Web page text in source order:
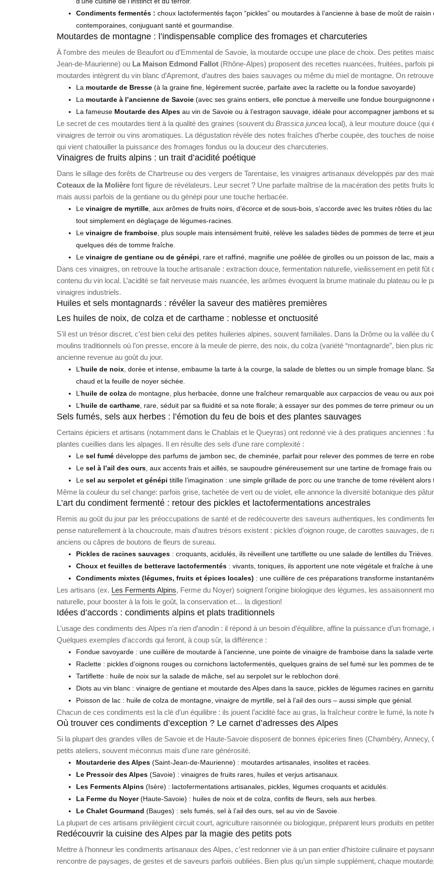
Condiments fermentés : choux lactofermentés façon “pickles” ou moutardes à l’ancienne à base de moût de
contemporaines, conjuguant santé et gourmandise.
Moutardes de montagne : l’indispensable complice des fromages et charcuteries
À l’ombre des meules de Beaufort ou d’Emmental de Savoie, la moutarde occupe une place de choix. Des petites
Jean-de-Maurienne) ou La Maison Edmond Fallot (Rhône-Alpes) proposent des recettes nuancées, fruitées, parfois
moutardes intègrent du vin blanc d’Apremont, d’autres des baies sauvages ou même du miel de montagne. On
La moutarde de Bresse (à la graine fine, légèrement sucrée, parfaite avec la raclette ou la fondue savoyarde)
La moutarde à l’ancienne de Savoie (avec ses grains entiers, elle ponctue à merveille une fondue bourguignonne
La fameuse Moutarde des Alpes au vin de Savoie ou à l’estragon sauvage, idéale pour accompagner jambons et
Le secret de ces moutardes tient à la qualité des graines (souvent du Brassica juncea local), à leur mouture douce (qui
vinaigres de terroir ou vins aromatiques. La dégustation révèle des notes fraîches d’herbe coupée, des touches de
qui vient chatouiller la puissance des fromages fondus ou la douceur des charcuteries.
Vinaigres de fruits alpins : un trait d’acidité poétique
Dans le sillage des forêts de Chartreuse ou des vergers de Tarentaise, les vinaigres artisanaux développés par des
Coteaux de la Molière font figure de révélateurs. Leur secret ? Une parfaite maîtrise de la macération des petits fruits
mais aussi parfois de la gentiane ou du génépi pour une touche herbacée.
Le vinaigre de myrtille , aux arômes de fruits noirs, d’écorce et de sous-bois, s’accorde avec les truites rôties du
tout simplement en déglaçage de légumes-racines.
Le vinaigre de framboise , plus souple mais intensément fruité, relève les salades tièdes de pommes de terre et
quelques dés de tomme fraîche.
Le vinaigre de gentiane ou de génépi , rare et raffiné, magnifie une poêlée de girolles ou un poisson de lac,
Dans ces vinaigres, on retrouve la touche artisanale : extraction douce, fermentation naturelle, vieilissement en petit fût
contenu du vin local. L’acidité se fait nerveuse mais nuancée, les arômes évoquent la brume matinale du plateau ou le
vinaigres industriels.
Huiles et sels montagnards : révéler la saveur des matières premières
Les huiles de noix, de colza et de carthame : noblesse et onctuosité
S’il est un trésor discret, c’est bien celui des petites huileries alpines, souvent familiales. Dans la Drôme ou la vallée
moulins traditionnels où l’on presse, encore à la meule de pierre, des noix, du colza (variété “montagnarde”, bien plus
ancienne revenue au goût du jour.
L’huile de noix , dorée et intense, embaume la tarte à la courge, la salade de blettes ou un simple fromage blanc.
chaud et la feuille de noyer séchée.
L’huile de colza de montagne, plus herbacée, donne une fraîcheur remarquable aux carpaccios de veau ou aux
L’huile de carthame , rare, séduit par sa fluidité et sa note florale; à essayer sur des pommes de terre primeur ou
Sels fumés, sels aux herbes : l’émotion du feu de bois et des plantes sauvages
Certains épiciers et artisans (notamment dans le Chablais et le Queyras) ont redonné vie à des pratiques anciennes :
plantes cueillies dans les alpages. Il en résulte des sels d’une rare complexité :
Le sel fumé développe des parfums de jambon sec, de cheminée, parfait pour relever des pommes de terre en
Le sel à l’ail des ours , aux accents frais et aillés, se saupoudre généreusement sur une tartine de fromage frais
Le sel au serpolet et génépi titille l’imagination : une simple grillade de porc ou une tranche de tome révèlent
Même la couleur du sel change: parfois grise, tachetée de vert ou de violet, elle annonce la diversité botanique des
L’art du condiment fermenté : retour des pickles et lactofermentations ancestrales
Remis au goût du jour par les préoccupations de santé et de redécouverte des saveurs authentiques, les condiments
pense naturellement à la choucroute, mais d’autres trésors existent : pickles d’oignon rouge, de carottes sauvages,
anciens ou câpres de boutons de fleurs de sureau.
Pickles de racines sauvages : croquants, acidulés, ils réveillent une tartiflette ou une salade de lentilles du Trièves.
Choux et feuilles de betterave lactofermentés : vivants, toniques, ils apportent une note végétale et fraîche à
Condiments mixtes (légumes, fruits et épices locales) : une cuillère de ces préparations transforme
Les artisans (ex. Les Ferments Alpins, Ferme du Noyer) soignent l’origine biologique des légumes, les assaisonnent
naturelle, pour booster à la fois le goût, la conservation et… la digestion!
Idées d’accords : condiments alpins et plats traditionnels
L’usage des condiments des Alpes n’a rien d’anodin : il répond à un besoin d’équilibre, affine la puissance d’un
Quelques exemples d’accords qui feront, à coup sûr, la différence :
Fondue savoyarde : une cuillère de moutarde à l’ancienne, une pointe de vinaigre de framboise dans la salade
Raclette : pickles d’oignons rouges ou cornichons lactofermentés, quelques grains de sel fumé sur les pommes de
Tartiflette : huile de noix sur la salade de mâche, sel au serpolet sur le reblochon doré.
Diots au vin blanc : vinaigre de gentiane et moutarde des Alpes dans la sauce, pickles de légumes racines en
Poisson de lac : huile de colza de montagne, vinaigre de myrtille, sel à l’ail des ours – aussi simple que génial.
Chacun de ces condiments est la clé d’un équilibre : ils jouent l’acidité face au gras, la fraîcheur contre le fumé, la note
Où trouver ces condiments d’exception ? Le carnet d’adresses des Alpes
Si la plupart des grandes villes de Savoie et de Haute-Savoie disposent de bonnes épiceries fines (Chambéry,
petits ateliers, souvent méconnus mais d’une rare générosité.
Moutarderie des Alpes (Saint-Jean-de-Maurienne) : moutardes artisanales, insolites et racées.
Le Pressoir des Alpes (Savoie) : vinaigres de fruits rares, huiles et verjus artisanaux.
Les Ferments Alpins (Isère) : lactofermentations artisanales, pickles, légumes croquants et acidulés.
La Ferme du Noyer(Haute-Savoie) : huiles de noix et de colza, confits de fleurs, sels aux herbes.
Le Chalet Gourmand (Bauges) : sels fumés, sel à l’ail des ours, sel au vin de Savoie.
La plupart de ces artisans privilégient circuit court, agriculture raisonnée ou biologique, préparent leurs produits en
Redécouvrir la cuisine des Alpes par la magie des petits pots
Mettre à l’honneur les condiments artisanaux des Alpes, c’est redonner vie à un pan entier d’histoire culinaire et
rencontre de paysages, de gestes et de saveurs parfois oubliées. Bien plus qu’un simple supplément, chaque